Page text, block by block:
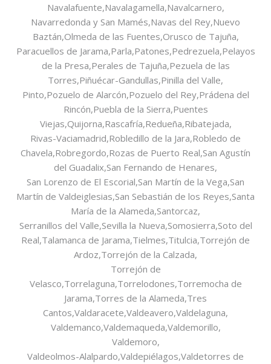
Navalafuente,Navalagamella,Navalcarnero,
Navarredonda y San Mamés,Navas del Rey,Nuevo
Baztán,Olmeda de las Fuentes,Orusco de Tajuña,
Paracuellos de Jarama,Parla,Patones,Pedrezuela,Pelayos
de la Presa,Perales de Tajuña,Pezuela de las
Torres,Piñuécar-Gandullas,Pinilla del Valle,
Pinto,Pozuelo de Alarcón,Pozuelo del Rey,Prádena del
Rincón,Puebla de la Sierra,Puentes
Viejas,Quijorna,Rascafría,Redueña,Ribatejada,
Rivas-Vaciamadrid,Robledillo de la Jara,Robledo de
Chavela,Robregordo,Rozas de Puerto Real,San Agustín
del Guadalix,San Fernando de Henares,
San Lorenzo de El Escorial,San Martín de la Vega,San
Martín de Valdeiglesias,San Sebastián de los Reyes,Santa
María de la Alameda,Santorcaz,
Serranillos del Valle,Sevilla la Nueva,Somosierra,Soto del
Real,Talamanca de Jarama,Tielmes,Titulcia,Torrejón de
Ardoz,Torrejón de la Calzada,
Torrejón de
Velasco,Torrelaguna,Torrelodones,Torremocha de
Jarama,Torres de la Alameda,Tres
Cantos,Valdaracete,Valdeavero,Valdelaguna,
Valdemanco,Valdemaqueda,Valdemorillo,
Valdemoro,
Valdeolmos-Alalpardo,Valdepiélagos,Valdetorres de